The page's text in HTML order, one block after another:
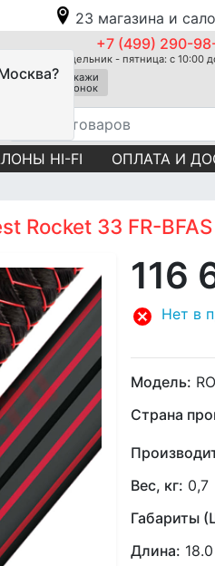
23 магазина и
+7 (499) 290-
Понедельник - пятница: с 10:00
Закажи
звонок
HI-FI ОПЛАТА И
Rocket 33 FR-
116
Нет в
Модель:
Страна
Вес, кг: 0,7
Габариты
Длина: